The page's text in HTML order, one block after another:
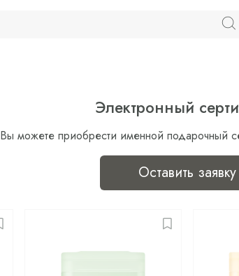
Электронный
Вы можете приобрести именной подарочный
Оставить заявку